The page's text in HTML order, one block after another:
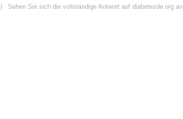
Sehen Sie sich die vollständige Antwort auf diabetesde.org an